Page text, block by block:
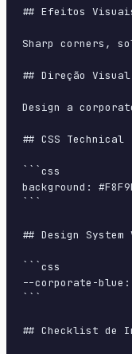
## Efeitos
Sharp corners,
## Direção
Design a
## CSS Technical
```css
background:
```
## Design System
```css
--corporate-
```
## Checklist de